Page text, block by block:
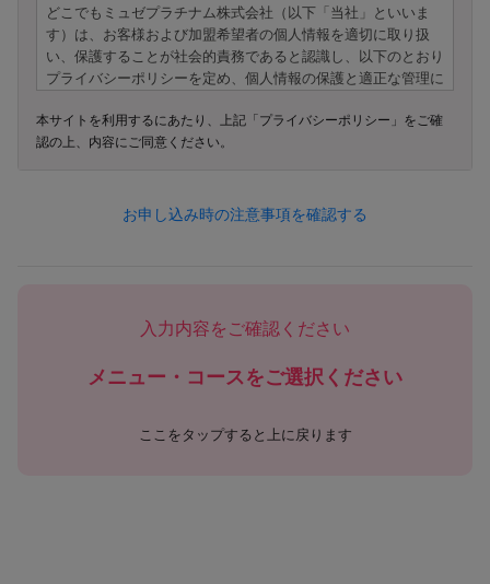
どこでもミュゼプラチナム株式会社（以下「当社」といいま
す）は、お客様および加盟希望者の個人情報を適切に取り扱
い、保護することが社会的責務であると認識し、以下のとおり
プライバシーポリシーを定め、個人情報の保護と適正な管理に
---
本ポリシーにおける「個人情報」とは、以下のいずれかに該当
日、性別など個人を識別できる情報
業務関連情報
・学歴、職歴、保有資格等、採用選考応募に関連する情報
本サイトを利用するにあたり、上記「プライバシーポリシー」をご確
認の上、内容にご同意ください。
お申し込み時の注意事項を確認する
入力内容をご確認ください
メニュー・コースをご選択ください
ここをタップすると上に戻ります